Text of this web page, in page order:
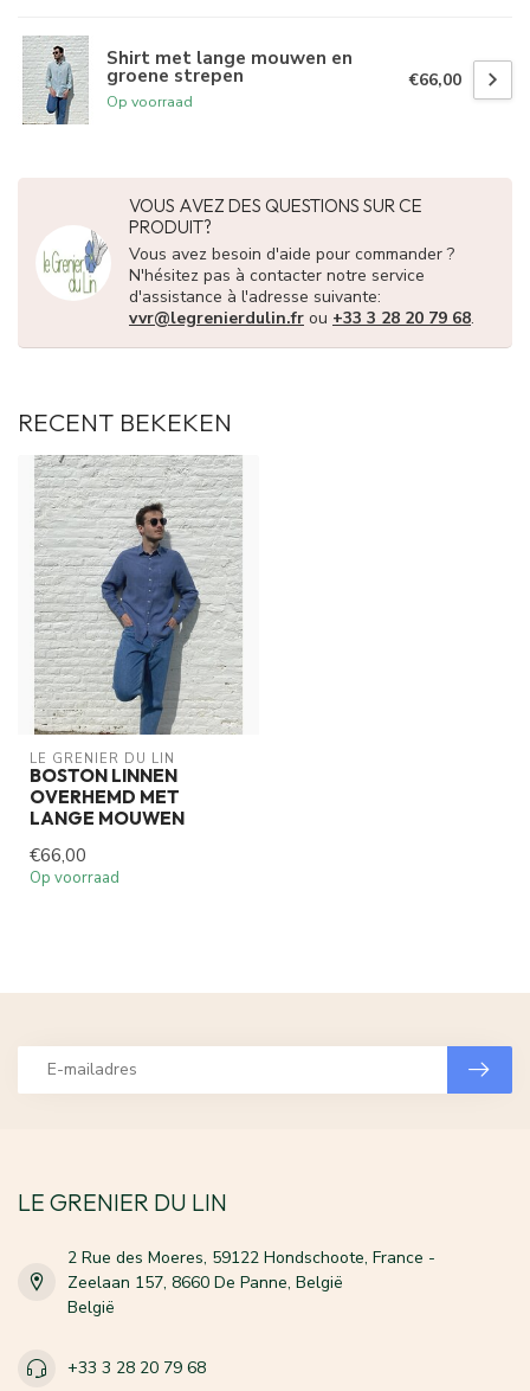
Shirt met lange mouwen en
groene strepen
Op voorraad
€66,00
VOUS AVEZ DES QUESTIONS SUR CE
PRODUIT?
Vous avez besoin d'aide pour commander ?
N'hésitez pas à contacter notre service
d'assistance à l'adresse suivante:
vvr@legrenierdulin.fr ou +33 3 28 20 79 68.
RECENT BEKEKEN
LE GRENIER DU LIN
BOSTON LINNEN
OVERHEMD MET
LANGE MOUWEN
€66,00
Op voorraad
LE GRENIER DU LIN
2 Rue des Moeres, 59122 Hondschoote, France -
Zeelaan 157, 8660 De Panne, België
België
+33 3 28 20 79 68